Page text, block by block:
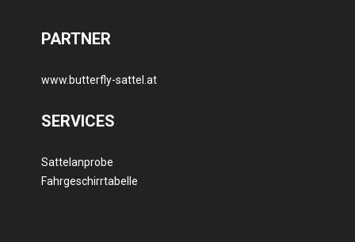
PARTNER
www.butterfly-sattel.at
SERVICES
Sattelanprobe
Fahrgeschirrtabelle